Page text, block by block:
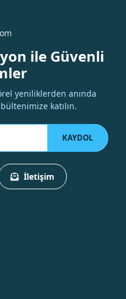
ile Güvenli
yeniliklerden anında
katılın.
KAYDOL
İletişim